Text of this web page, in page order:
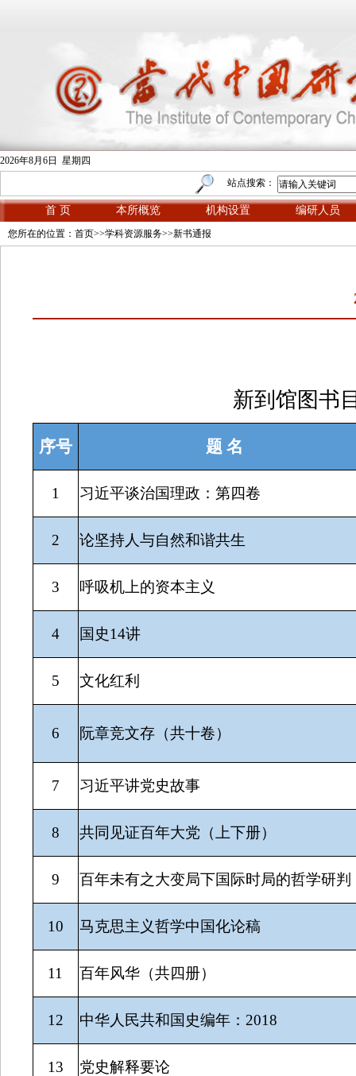
2026年8月6日 星期四
站点搜索：
首 页 本所概览 机构设置 编研人员
您所在的位置： 首页>>学科资源服务>>新书通报
新到馆图书
序号 题 名
1 习近平谈治国理政：第四卷
2 论坚持人与自然和谐共生
3 呼吸机上的资本主义
4 国史14讲
5 文化红利
6 阮章竞文存（共十卷）
7 习近平讲党史故事
8 共同见证百年大党（上下册）
9 百年未有之大变局下国际时局的哲学研判
10 马克思主义哲学中国化论稿
11 百年风华（共四册）
12 中华人民共和国史编年：2018
13 党史解释要论